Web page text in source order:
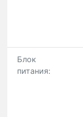
Блок
питания: